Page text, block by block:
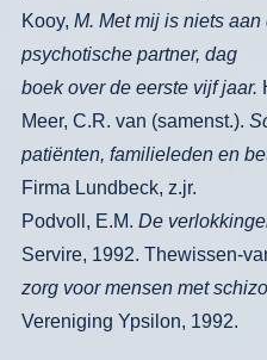
Kooy, M. Met mij is niets
psychotische partner, dag­
boek over de eerste vijf jaar.
Meer, C.R. van (samenst.).
patiënten, familieleden en
Firma Lund­ beck, z.jr.
Podvoll, E.M. De
Servire, 1992. Thewissen-
zorg voor mensen met
Vereniging Ypsilon, 1992.